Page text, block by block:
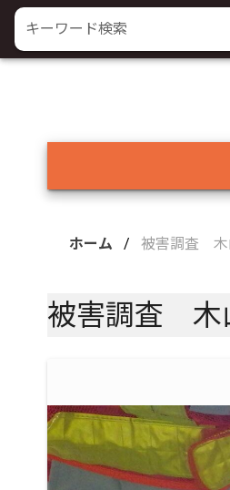
キーワード検索
ホーム / 被害調査
被害調査 木